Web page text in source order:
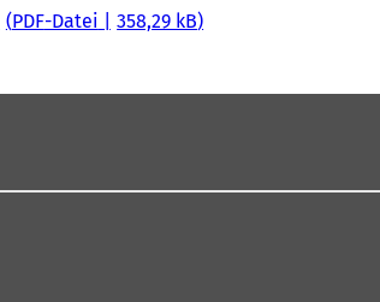
PDF-Datei 358,29 kB